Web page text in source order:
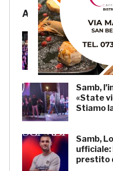
Articoli Recenti
Samb,
per la
squadra.
Samb,
«State
Stiamo
Samb,
ufficiale:
prestito